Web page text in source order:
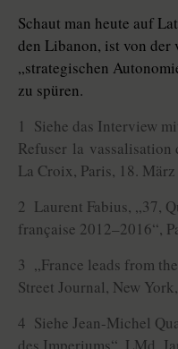
Schaut man heute auf
den Libanon, ist von der
„strategischen
zu spüren.
1 Siehe das Interview
Refuser la vassalisation
La Croix, Paris, 18.
2 Laurent Fabius, „37,
française 2012–2016“,
3 „France leads from
Street Journal, New
4 Siehe Jean-Michel